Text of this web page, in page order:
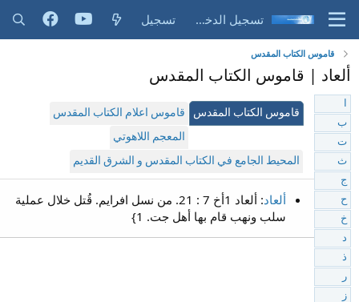
تسجيل الدخول تسجيل
قاموس الكتاب المقدس
ألعاد | قاموس الكتاب المقدس
قاموس الكتاب المقدس
قاموس اعلام الكتاب المقدس
المعجم اللاهوتي
المحيط الجامع في الكتاب المقدس و الشرق القديم
ألعاد
: ألعاد 1أخ 7 : 21. من نسل افرايم. قُتل خلال عملية
سلب ونهب قام بها أهل جت. 1}
ب
ت
ث
ج
ح
خ
د
ذ
ر
ز